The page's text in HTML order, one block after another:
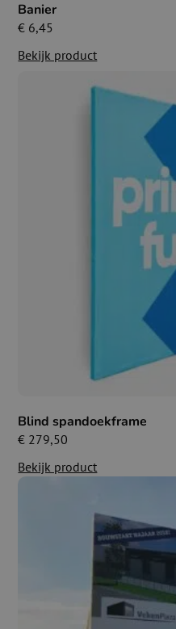
Banier
€ 6,45
Bekijk product
Blind spandoekframe
€ 279,50
Bekijk product